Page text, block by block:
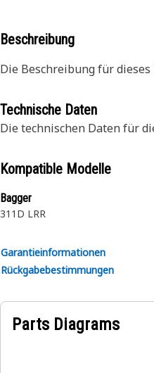
Beschreibung
Die Beschreibung für
Technische Daten
Die technischen Daten für
Kompatible Modelle
Bagger
311D LRR
Garantieinformationen
Rückgabebestimmungen
Parts Diagrams